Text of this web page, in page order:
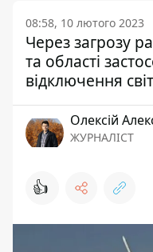
08:58, 10 лютого 2023
Через загрозу
та області
відключення
Олексій
ЖУРНАЛІСТ
👍